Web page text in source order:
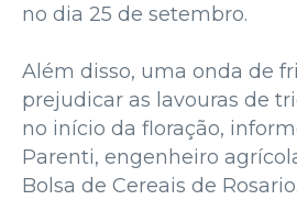
no dia 25 de setembro.
Além disso, uma onda de
prejudicar as lavouras de
no início da floração,
Parenti, engenheiro
Bolsa de Cereais de Rosario.